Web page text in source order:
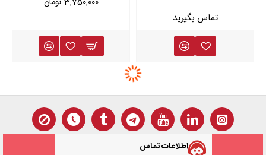
اطلاعات تماس